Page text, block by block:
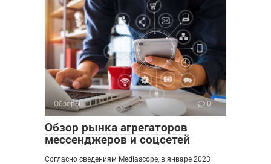
Обзоры 0
Обзор рынка агрегаторов
мессенджеров и соцсетей
Согласно сведениям Mediascope, в январе 2023